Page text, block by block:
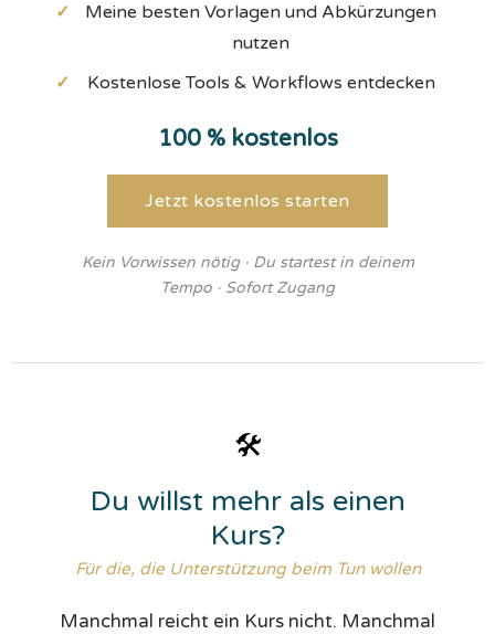
✓
Meine besten Vorlagen und Abkürzungen
nutzen
✓
Kostenlose Tools & Workflows entdecken
100 % kostenlos
Jetzt kostenlos starten
Kein Vorwissen nötig · Du startest in deinem
Tempo · Sofort Zugang
🛠️
Du willst mehr als einen
Kurs?
Für die, die Unterstützung beim Tun wollen
Manchmal reicht ein Kurs nicht. Manchmal